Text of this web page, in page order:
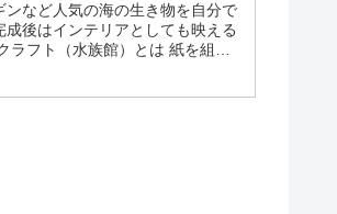
など人気の海の生き物を自分で
後はインテリアとしても映える
ラフト（水族館）とは 紙を組み